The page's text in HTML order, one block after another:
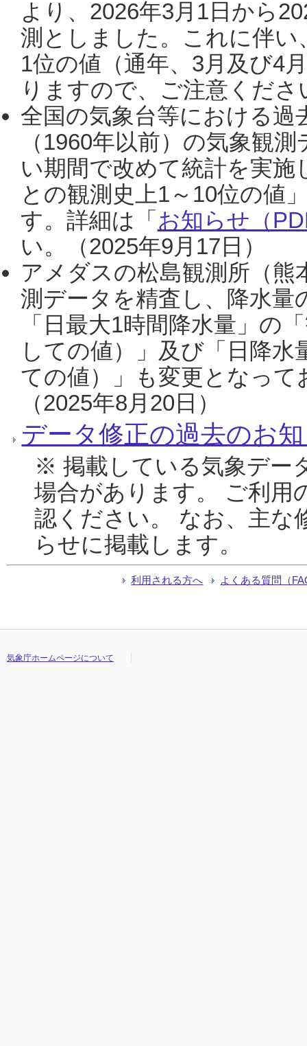
より、2026年3月1日から
測としました。これに伴い
1位の値（通年、3月及び4
りますので、ご注意くだ
全国の気象台等における過
（1960年以前）の気象観
い期間で改めて統計を実
との観測史上1～10位の値
す。詳細は「 お知らせ（
い。（2025年9月17日）
アメダスの松島観測所（熊
測データを精査し、降水
「日最大1時間降水量」の
しての値）」及び「日降
ての値）」も変更となっ
（2025年8月20日）
データ修正の過去のお
※ 掲載している気象デー
場合があります。 ご利用
認ください。 なお、主な
らせに掲載します。
利用される方へ よくある質問（
気象庁ホームページについて